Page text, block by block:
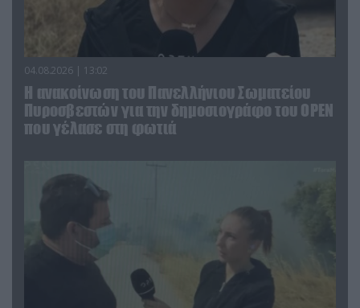
04.08.2026 | 13:02
Η ανακοίνωση του Πανελλήνιου Σωματείου
Πυροσβεστών για την δημοσιογράφο του OPEN
που γέλασε στη φωτιά